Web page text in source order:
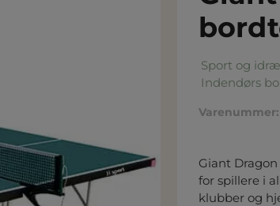
Sport og
Indendørs
Varenummer:
Giant
for spillere i
klubber og